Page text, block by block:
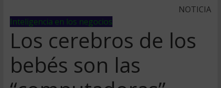
NOTICIA
Inteligencia en los negocios
Los cerebros de los
bebés son las